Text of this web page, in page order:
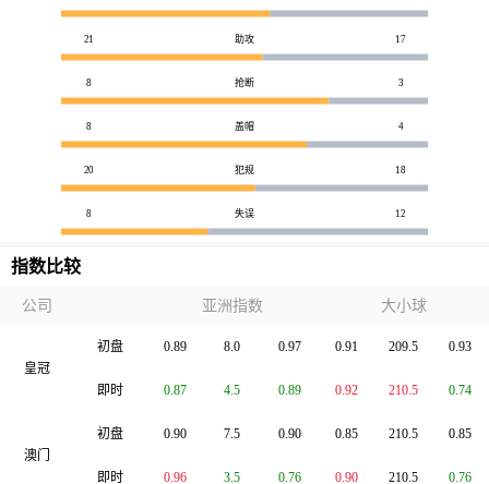
21 助攻 17
8 抢断 3
8 盖帽 4
20 犯规 18
8 失误 12
指数比较
公司 亚洲指数 大小球
皇冠
初盘
即时
0.89 8.0 0.97
0.87 4.5 0.89
0.91 209.5 0.93
0.92 210.5 0.74
澳门
初盘
即时
0.90 7.5 0.90
0.96 3.5 0.76
0.85 210.5 0.85
0.90 210.5 0.76